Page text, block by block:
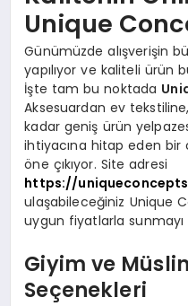
Unique
Günümüzde alışverişin
yapılıyor ve kaliteli ürün
İşte tam bu noktada
Aksesuardan ev
kadar geniş ürün
ihtiyacına hitap eden bir
öne çıkıyor. Site adresi
https://
ulaşabileceğiniz Unique
uygun fiyatlarla sunmayı
Giyim ve
Seçenekleri